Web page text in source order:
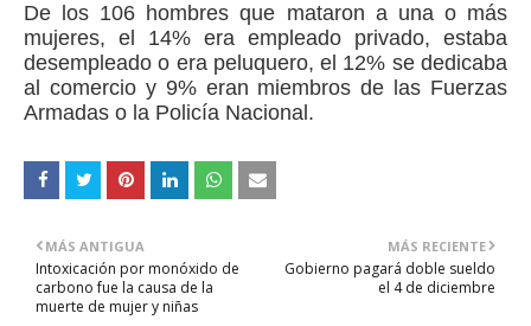
De los 106 hombres que mataron a una o más
mujeres, el 14% era empleado privado, estaba
desempleado o era peluquero, el 12% se dedicaba
al comercio y 9% eran miembros de las Fuerzas
Armadas o la Policía Nacional.
MÁS RECIENTE
Gobierno pagará doble sueldo
el 4 de diciembre
MÁS ANTIGUA
Intoxicación por monóxido de
carbono fue la causa de la
muerte de mujer y niñas